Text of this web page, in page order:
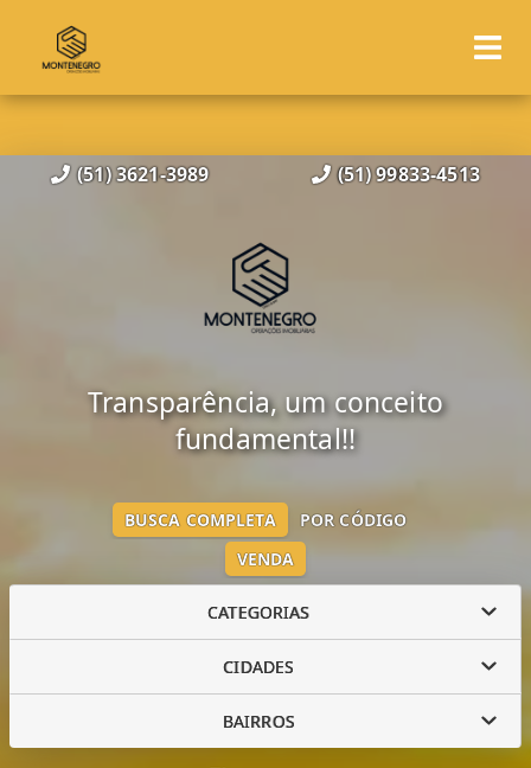
(51) 3621-3989 (51) 99833-4513
Transparência, um conceito
fundamental!!
VENDA
BUSCA COMPLETA POR CÓDIGO
CATEGORIAS
CIDADES
BAIRROS